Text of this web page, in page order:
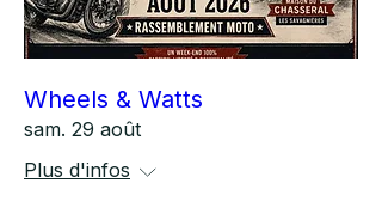
Wheels & Watts
sam. 29 août
Plus d'infos